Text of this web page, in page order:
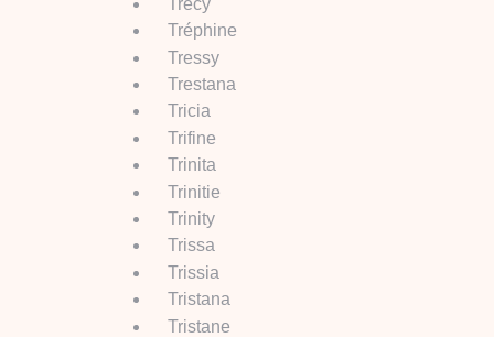
Tréphine
Tressy
Trestana
Tricia
Trifine
Trinita
Trinitie
Trinity
Trissa
Trissia
Tristana
Tristane